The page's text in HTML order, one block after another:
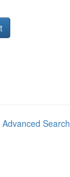
Advanced Search